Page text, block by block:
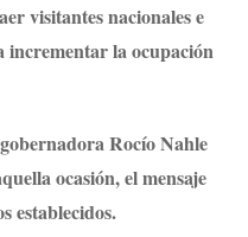
visitantes nacionales e
incrementar la ocupación
Rocío Nahle
ocasión, el mensaje
establecidos.